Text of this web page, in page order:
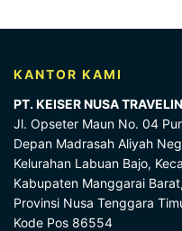
KANTOR KAMI
PT. KEISER NUSA
Jl. Opseter Maun No. 04
Depan Madrasah Aliyah
Kelurahan Labuan Bajo,
Kabupaten Manggarai Barat,
Provinsi Nusa Tenggara
Kode Pos 86554